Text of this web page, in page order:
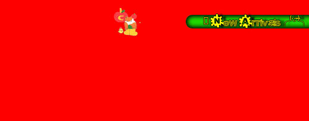
 New Arrivals╭⁽˙͡ᵕ˙⁾╮